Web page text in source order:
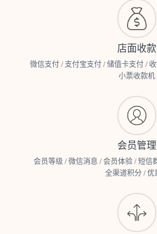
店面收款
微信支付 / 支付宝支付 / 储值卡支付 /
小票收款机
会员管理
会员等级 / 微信消息 / 会员体验 / 短信
全渠道积分 / 优